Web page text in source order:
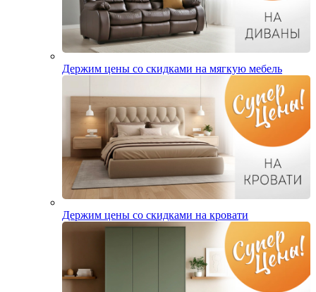
Держим цены со скидками на мягкую мебель
Держим цены со скидками на кровати